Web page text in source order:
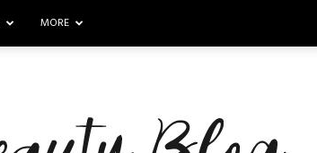
MORE